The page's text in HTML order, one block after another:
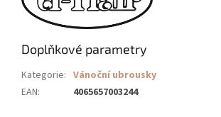
Doplňkové parametry
Kategorie: Vánoční ubrousky
EAN: 4065657003244